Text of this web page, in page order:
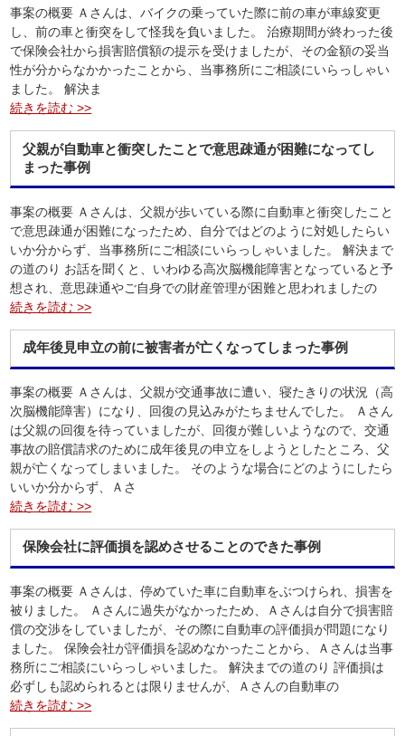
事案の概要 Ａさんは、バイクの乗っていた際に前の車が車線変更
し、前の車と衝突をして怪我を負いました。 治療期間が終わった後
で保険会社から損害賠償額の提示を受けましたが、その金額の妥当
性が分からなかかったことから、当事務所にご相談にいらっしゃい
ました。 解決ま
続きを読む >>
父親が自動車と衝突したことで意思疎通が困難になってし
まった事例
事案の概要 Ａさんは、父親が歩いている際に自動車と衝突したこと
で意思疎通が困難になったため、自分ではどのように対処したらい
いか分からず、当事務所にご相談にいらっしゃいました。 解決まで
の道のり お話を聞くと、いわゆる高次脳機能障害となっていると予
想され、意思疎通やご自身での財産管理が困難と思われましたの
続きを読む >>
成年後見申立の前に被害者が亡くなってしまった事例
事案の概要 Ａさんは、父親が交通事故に遭い、寝たきりの状況（高
次脳機能障害）になり、回復の見込みがたちませんでした。 Ａさん
は父親の回復を待っていましたが、回復が難しいようなので、交通
事故の賠償請求のために成年後見の申立をしようとしたところ、父
親が亡くなってしまいました。 そのような場合にどのようにしたら
いいか分からず、Ａさ
続きを読む >>
保険会社に評価損を認めさせることのできた事例
事案の概要 Ａさんは、停めていた車に自動車をぶつけられ、損害を
被りました。 Ａさんに過失がなかったため、Ａさんは自分で損害賠
償の交渉をしていましたが、その際に自動車の評価損が問題になり
ました。 保険会社が評価損を認めなかったことから、Ａさんは当事
務所にご相談にいらっしゃいました。 解決までの道のり 評価損は
必ずしも認められるとは限りませんが、Ａさんの自動車の
続きを読む >>